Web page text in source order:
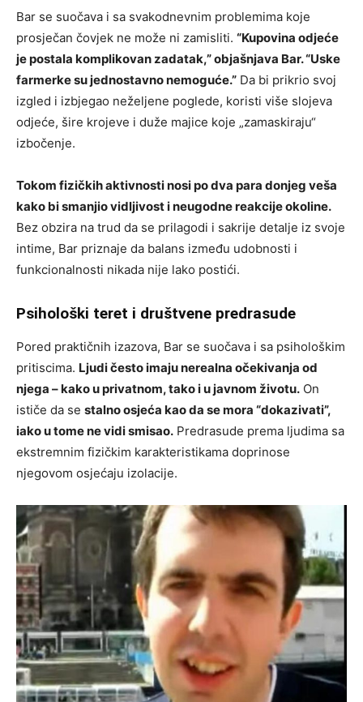
Bar se suočava i sa svakodnevnim problemima koje
prosječan čovjek ne može ni zamisliti. “Kupovina odjeće
je postala komplikovan zadatak,” objašnjava Bar. “Uske
farmerke su jednostavno nemoguće.” Da bi prikrio svoj
izgled i izbjegao neželjene poglede, koristi više slojeva
odjeće, šire krojeve i duže majice koje „zamaskiraju“
izbočenje.
Tokom fizičkih aktivnosti nosi po dva para donjeg veša
kako bi smanjio vidljivost i neugodne reakcije okoline.
Bez obzira na trud da se prilagodi i sakrije detalje iz svoje
intime, Bar priznaje da balans između udobnosti i
funkcionalnosti nikada nije lako postići.
Psihološki teret i društvene predrasude
Pored praktičnih izazova, Bar se suočava i sa psihološkim
pritiscima. Ljudi često imaju nerealna očekivanja od
njega – kako u privatnom, tako i u javnom životu. On
ističe da se stalno osjeća kao da se mora “dokazivati”,
iako u tome ne vidi smisao. Predrasude prema ljudima sa
ekstremnim fizičkim karakteristikama doprinose
njegovom osjećaju izolacije.